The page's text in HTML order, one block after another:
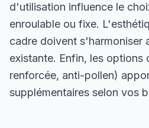
d'utilisation influence le
enroulable ou fixe.
cadre doivent s'harmoniser
existante. Enfin, les options
renforcée, anti-pollen)
supplémentaires selon vos